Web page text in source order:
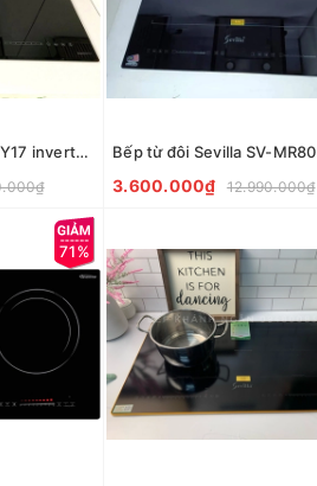
Bếp từ đôi Sevilla SV-Y17 inverter tiết kiệm điện Bếp từ đôi Sevilla SV-MR80
3.600.000₫ 12.990.000₫
71%